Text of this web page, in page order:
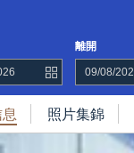
離開
照片集錦